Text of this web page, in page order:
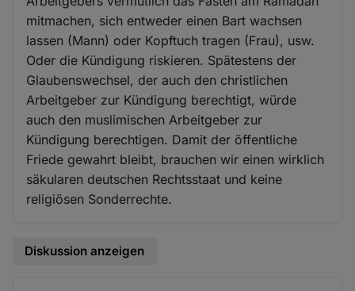
mitmachen, sich entweder einen Bart wachsen
lassen (Mann) oder Kopftuch tragen (Frau), usw.
Oder die Kündigung riskieren. Spätestens der
Glaubenswechsel, der auch den christlichen
Arbeitgeber zur Kündigung berechtigt, würde
auch den muslimischen Arbeitgeber zur
Kündigung berechtigen. Damit der öffentliche
Friede gewahrt bleibt, brauchen wir einen wirklich
säkularen deutschen Rechtsstaat und keine
religiösen Sonderrechte.
Diskussion anzeigen